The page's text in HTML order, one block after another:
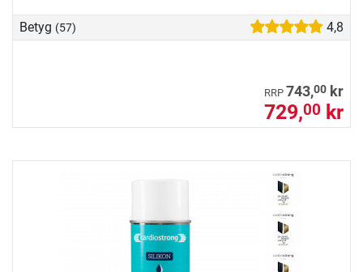
Betyg (57) 4,8
RRP 743,00 kr
729,00 kr